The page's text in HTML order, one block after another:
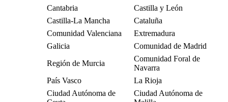
Cantabria
Castilla y León
Castilla-La Mancha
Cataluña
Comunidad Valenciana
Extremadura
Galicia
Comunidad de Madrid
Región de Murcia
Comunidad Foral de
Navarra
País Vasco
La Rioja
Ciudad Autónoma de
Ciudad Autónoma de